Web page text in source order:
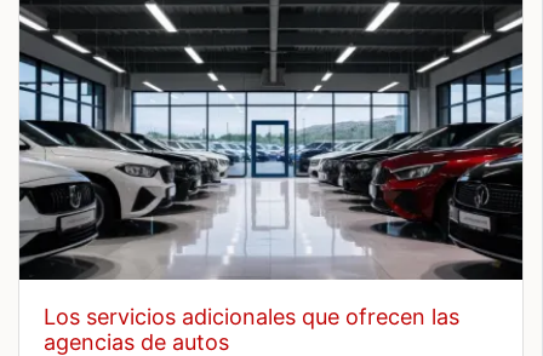
los servicios adicionales que ofrecen las
agencias de autos